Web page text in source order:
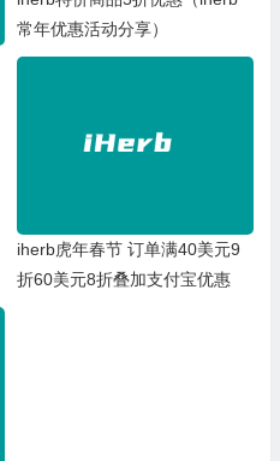
常年优惠活动分享）
iherb虎年春节 订单满40美元9
折60美元8折叠加支付宝优惠